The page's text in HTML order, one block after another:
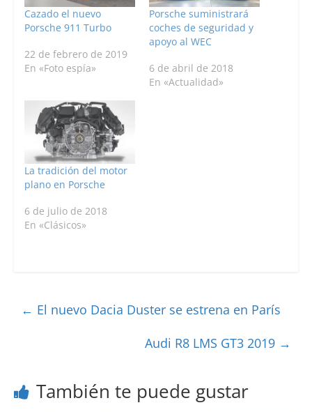
Cazado el nuevo
Porsche 911 Turbo
22 de febrero de 2019
En «Foto espía»
Porsche suministrará
coches de seguridad y
apoyo al WEC
6 de abril de 2018
En «Actualidad»
La tradición del motor
plano en Porsche
6 de julio de 2018
En «Clásicos»
← El nuevo Dacia Duster se estrena en París
Audi R8 LMS GT3 2019 →
También te puede gustar